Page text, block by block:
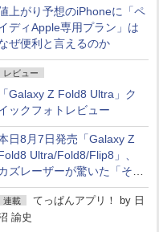
上がり予想のiPhoneに「ペ
ディApple専用プラン」は
ぜ便利と言えるのか
レビュー
「Galaxy Z Fold8 Ultra」ク
ックフォトレビュー
日8月7日発売「Galaxy Z
Ultra/Fold8/Flip8」、
ズレーザーが驚いた「そば
のメニュー並みの薄さ」
連載 てっぱんアプリ！ by 日
諭史